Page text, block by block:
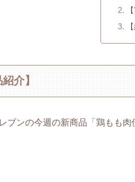
紹介】
ブンの今週の新商品「鶏もも